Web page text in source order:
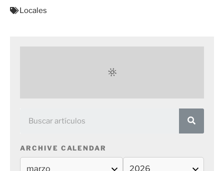
Locales
ARCHIVE CALENDAR